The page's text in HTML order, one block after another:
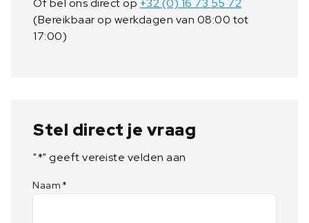
Of bel ons direct op +32 (0) 16 73 55 72
(Bereikbaar op werkdagen van 08:00 tot
17:00)
Stel direct je vraag
"*" geeft vereiste velden aan
Naam *